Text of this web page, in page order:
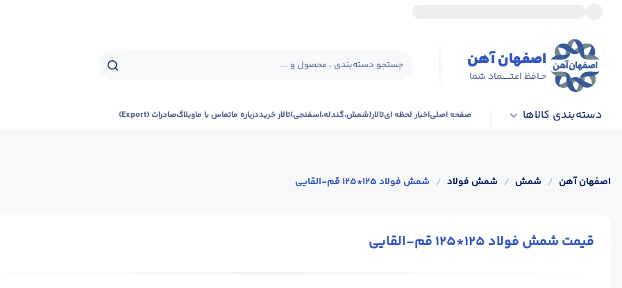
اصفهان آهن
حـافظ اعتــــــماد شما
جستجو دسته‌بندی ، محصول و ...
دسته‌بندی کالاها صفحه اصلیاخبار لحظه ایتالار(شمش،گندله،اسفنجی)تالار خریددرباره ماتماس با ماوبلاگصادرات (Export)
اصفهان آهن / شمش / شمش فولاد / شمش فولاد 125*125 قم-القایی
قیمت شمش فولاد 125*125 قم-القایی